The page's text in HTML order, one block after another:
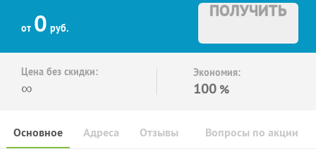
от 0 руб.
ПОЛУЧИТЬ
Цена без скидки:
∞
Экономия:
100 %
Основное Отзывы Вопросы по акции
Адреса